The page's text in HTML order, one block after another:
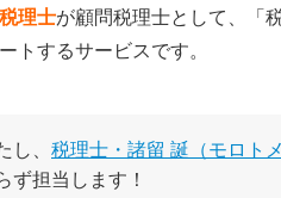
理士が顧問税理士として、「
トするサービスです。
し、 税理士・諸留 誕（モロト
ず担当します！